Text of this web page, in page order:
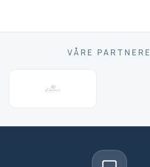
VÅRE PARTNERE